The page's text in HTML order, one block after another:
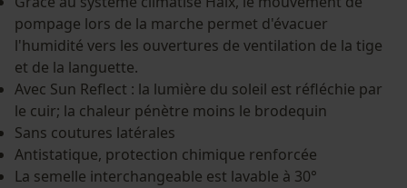
pompage lors de la marche permet d'évacuer
l'humidité vers les ouvertures de ventilation de la tige
et de la languette.
Avec Sun Reflect : la lumière du soleil est réfléchie par
le cuir; la chaleur pénètre moins le brodequin
Sans coutures latérales
Antistatique, protection chimique renforcée
La semelle interchangeable est lavable à 30°